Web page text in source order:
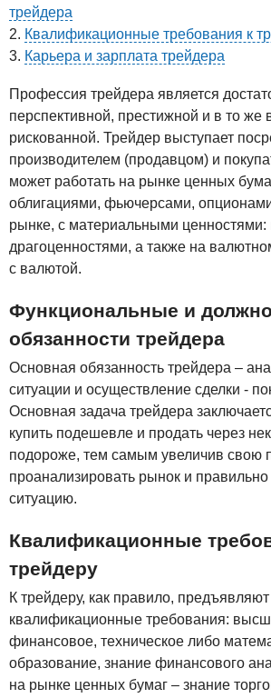
трейдера
Квалификационные требования к
Карьера и зарплата трейдера
Профессия трейдера является
перспективной, престижной и в то же
рискованной. Трейдер выступает
производителем (продавцом) и
может работать на рынке ценных
облигациями, фьючерсами,
рынке, с материальными ценностями:
драгоценностями, а также на
с валютой.
Функциональные и
обязанности трейдера
Основная обязанность трейдера –
ситуации и осуществление сделки -
Основная задача трейдера
купить подешевле и продать через
подороже, тем самым увеличив свою
проанализировать рынок и правильно
ситуацию.
Квалификационные
трейдеру
К трейдеру, как правило, предъявляют
квалификационные требования:
финансовое, техническое либо
образование, знание финансового
на pынкe ценных бумаг – знание